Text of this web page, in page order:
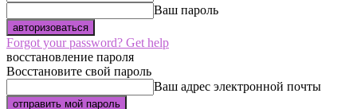
Ваш пароль
Forgot your password? Get help
восстановление пароля
Восстановите свой пароль
Ваш адрес электронной почты